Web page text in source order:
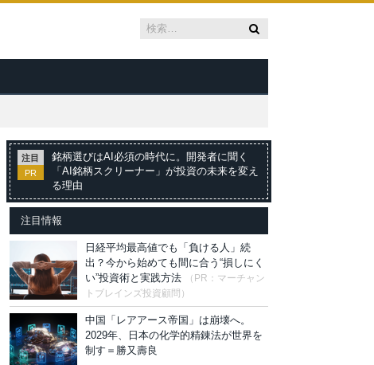
注目
PR
銘柄選びはAI必須の時代に。開発者に聞く
「AI銘柄スクリーナー」が投資の未来を変え
る理由
注目情報
日経平均最高値でも「負ける人」続
出？今から始めても間に合う“損しにく
い”投資術と実践方法
（PR：マーチャン
トブレインズ投資顧問）
中国「レアアース帝国」は崩壊へ。
2029年、日本の化学的精錬法が世界を
制す＝勝又壽良